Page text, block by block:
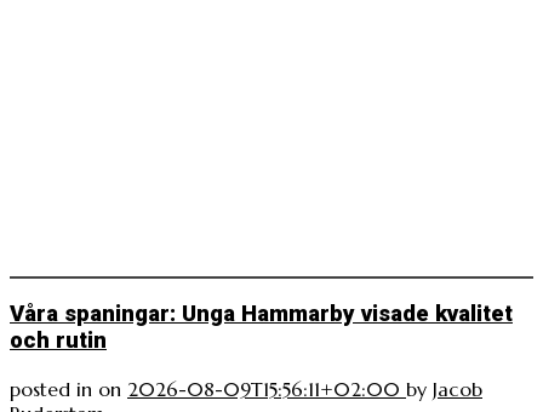
Våra spaningar: Unga Hammarby visade kvalitet
och rutin
posted in on 2026-08-09T15:56:11+02:00 by Jacob